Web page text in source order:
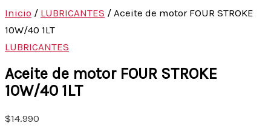
Inicio / LUBRICANTES / Aceite de motor FOUR STROKE
10W/40 1LT
LUBRICANTES
Aceite de motor FOUR STROKE
10W/40 1LT
$14.990